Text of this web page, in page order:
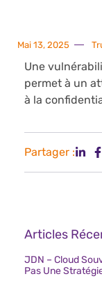
Mai 13, 2025
Une
permet à un
à la
Partager :
Articles
JDN – Cloud
Pas Une